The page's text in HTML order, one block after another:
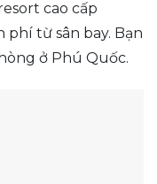
cao cấp
từ sân bay. Bạn
ở Phú Quốc.